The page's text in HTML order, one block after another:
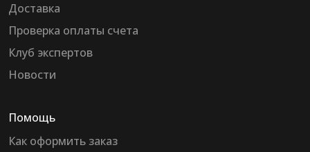
Доставка
Проверка оплаты счета
Клуб экспертов
Новости
Помощь
Как оформить заказ